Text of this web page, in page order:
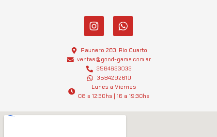
I
n
t
a
g
r
a
m
W
h
t
s
a
p
p
Paunero 283, Río Cuarto
ventas@good-game.com.ar
3584633033
3584292610
Lunes a Viernes
08 a 12:30hs | 16 a 19:30hs